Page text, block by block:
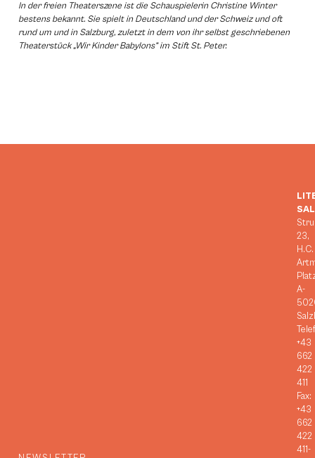
In der freien Theaterszene ist die Schauspielerin Christine Winter
bestens bekannt. Sie spielt in Deutschland und der Schweiz und oft
rund um und in Salzburg, zuletzt in dem von ihr selbst geschriebenen
Theaterstück „Wir Kinder Babylons” im Stift St. Peter.
23,
H.C.
A-
+43
662
422
411
Fax:
+43
662
422
411-